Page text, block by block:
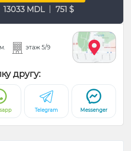
13033 MDL 751 $
этаж 5/9
другу:
Telegram Messenger